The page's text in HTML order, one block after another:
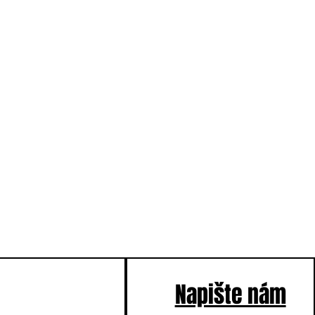
Napište nám